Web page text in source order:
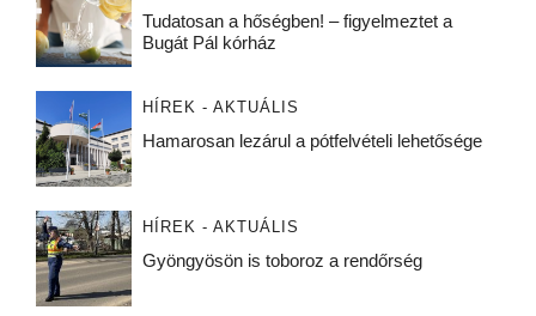
Tudatosan a hőségben! – figyelmeztet a
Bugát Pál kórház
HÍREK - AKTUÁLIS
Hamarosan lezárul a pótfelvételi lehetősége
HÍREK - AKTUÁLIS
Gyöngyösön is toboroz a rendőrség